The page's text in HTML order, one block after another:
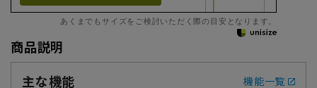
あくまでもサイズをご検討いただく際の目安となります。
商品説明
主な機能
機能一覧